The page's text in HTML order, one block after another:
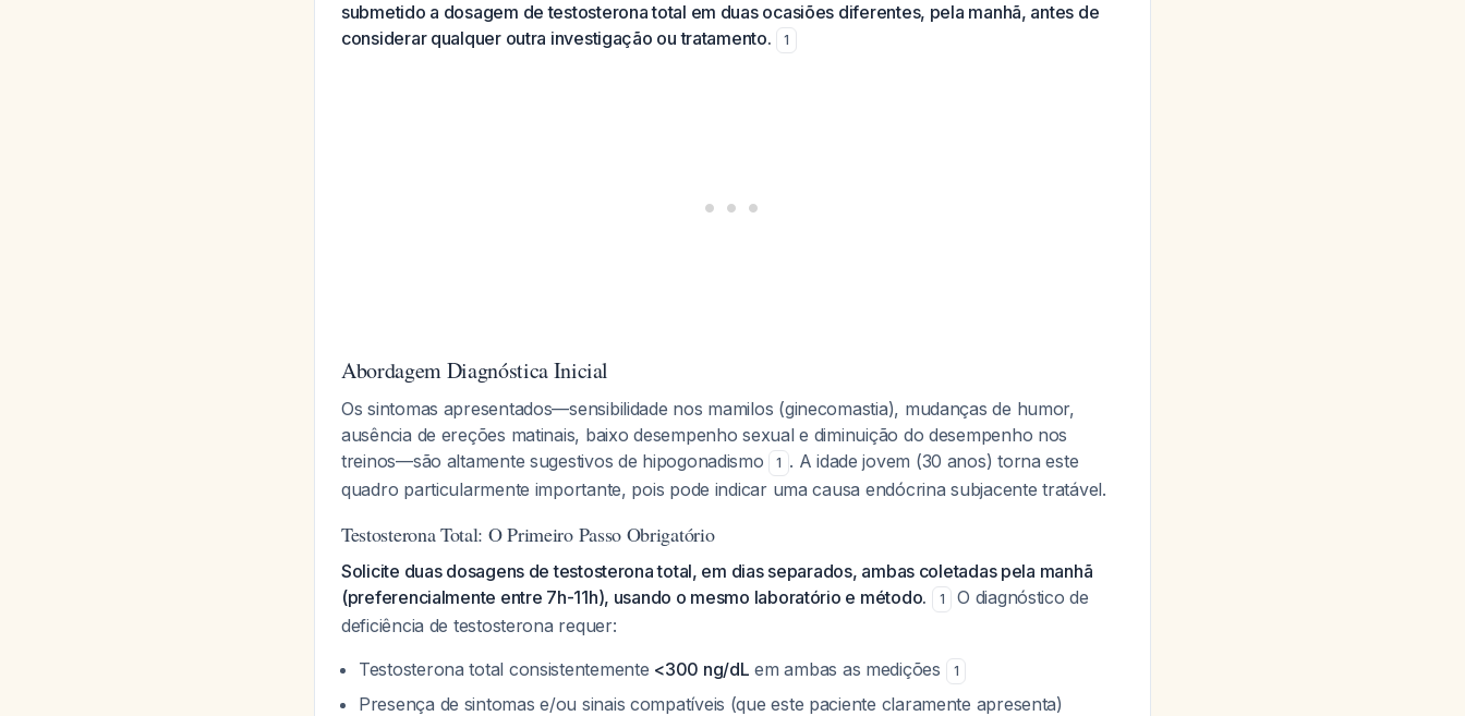
submetido a dosagem de testosterona total em duas ocasiões diferentes, pela manhã, antes de
considerar qualquer outra investigação ou tratamento.
1
Abordagem Diagnóstica Inicial
Os sintomas apresentados—sensibilidade nos mamilos (ginecomastia), mudanças de humor,
ausência de ereções matinais, baixo desempenho sexual e diminuição do desempenho nos
treinos—são altamente sugestivos de hipogonadismo
1 . A idade jovem (30 anos) torna este
quadro particularmente importante, pois pode indicar uma causa endócrina subjacente tratável.
Testosterona Total: O Primeiro Passo Obrigatório
Solicite duas dosagens de testosterona total, em dias separados, ambas coletadas pela manhã
(preferencialmente entre 7h-11h), usando o mesmo laboratório e método.
1
O diagnóstico de
deficiência de testosterona requer:
Testosterona total consistentemente <300 ng/dL em ambas as medições 1
Presença de sintomas e/ou sinais compatíveis (que este paciente claramente apresenta)